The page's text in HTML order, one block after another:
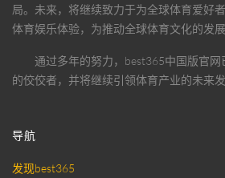
局。未来，将继续致力于为全球体育爱好
体育娱乐体验，为推动全球体育文化的发展
通过多年的努力， best365中国版官网
的佼佼者，并将继续引领体育产业的未来发
导航
发现best365